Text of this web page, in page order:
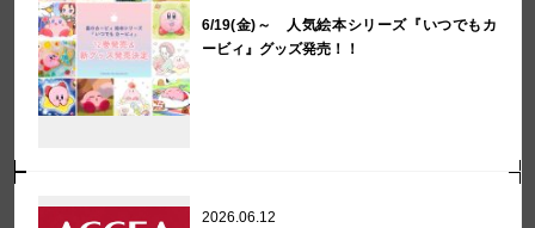
6/19(金)～ 人気絵本シリーズ『いつでもカ
ービィ』グッズ発売！！
2026.06.12